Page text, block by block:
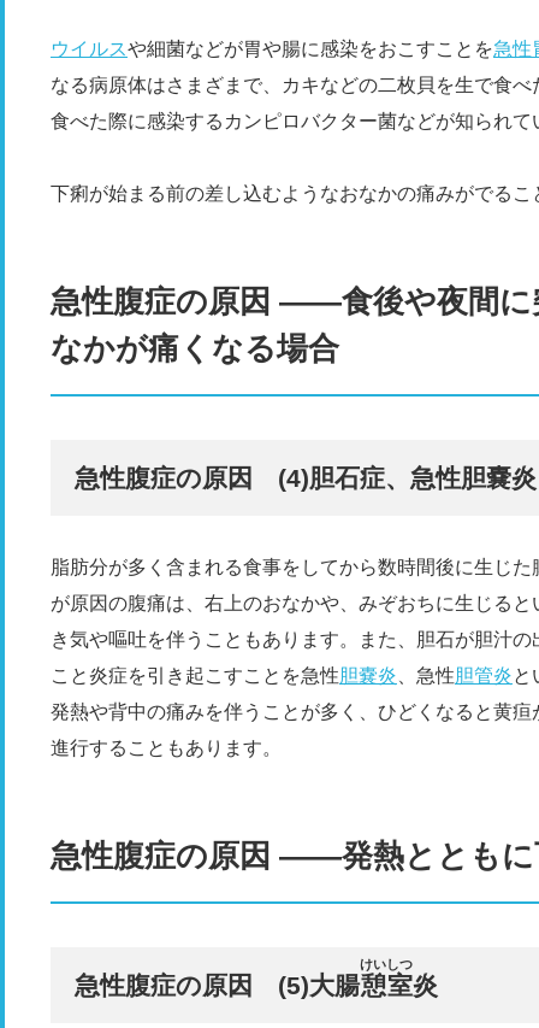
ウイルスや細菌などが胃や腸に感染をおこすことを急性
なる病原体はさまざまで、カキなどの二枚貝を生で食べ
食べた際に感染するカンピロバクター菌などが知られて
下痢が始まる前の差し込むようなおなかの痛みがでる
急性腹症の原因 ――食後や夜間に
なかが痛くなる場合
急性腹症の原因 (4)胆石症、急性胆嚢
脂肪分が多く含まれる食事をしてから数時間後に生じた
が原因の腹痛は、右上のおなかや、みぞおちに生じる
き気や嘔吐を伴うこともあります。また、胆石が胆汁
こと炎症を引き起こすことを急性胆嚢炎 、急性胆管炎と
発熱や背中の痛みを伴うことが多く、ひどくなると黄
進行することもあります。
急性腹症の原因 ――発熱ととも
急性腹症の原因 (5)大腸憩室
けいしつ
炎